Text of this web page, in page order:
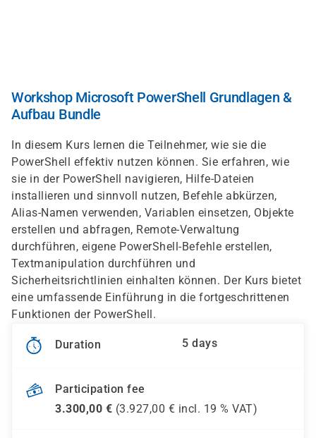
Workshop Microsoft PowerShell Grundlagen &
Aufbau Bundle
In diesem Kurs lernen die Teilnehmer, wie sie die
PowerShell effektiv nutzen können. Sie erfahren, wie
sie in der PowerShell navigieren, Hilfe-Dateien
installieren und sinnvoll nutzen, Befehle abkürzen,
Alias-Namen verwenden, Variablen einsetzen, Objekte
erstellen und abfragen, Remote-Verwaltung
durchführen, eigene PowerShell-Befehle erstellen,
Textmanipulation durchführen und
Sicherheitsrichtlinien einhalten können. Der Kurs bietet
eine umfassende Einführung in die fortgeschrittenen
Funktionen der PowerShell.
Duration 5 days
Participation fee
3.300,00 € (3.927,00 € incl. 19 % VAT)